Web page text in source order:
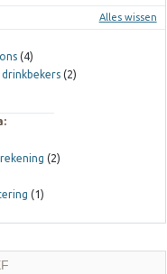
Alles wissen
(4)
(2)
(2)
(1)